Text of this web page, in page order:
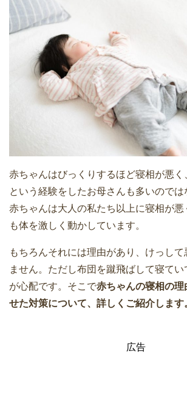
赤ちゃんはびっくりするほど寝相が悪く
という経験をしたお母さんも多いのでは
赤ちゃんは大人の私たち以上に寝相が悪
も体を激しく動かしています。
もちろんそれには理由があり、けっして
ません。ただし布団を蹴飛ばして寝て
が心配です。そこで赤ちゃんの寝相の
せた対策について、詳しくご紹介します
広告